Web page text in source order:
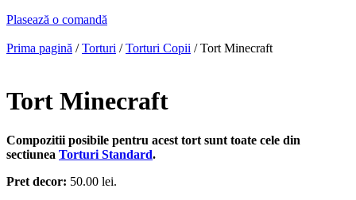
Plasează o comandă
Prima pagină /Torturi /Torturi Copii / Tort Minecraft
Tort Minecraft
Compozitii posibile pentru acest tort sunt toate cele din
sectiunea Torturi Standard.
Pret decor: 50.00 lei.